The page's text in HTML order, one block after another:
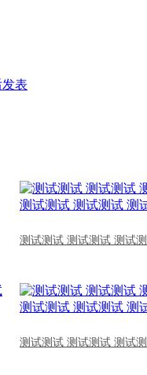
表
测试测试 测试测试 测试
测试测试 测试测试 测试